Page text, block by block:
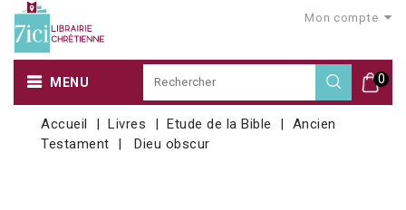
Mon compte
0
MENU
Accueil Livres Etude de la Bible
Ancien
Testament
Dieu obscur